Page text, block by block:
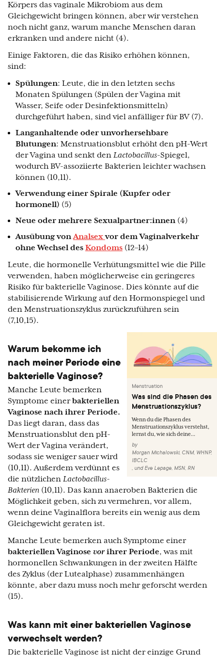
Körpers das vaginale Mikrobiom aus dem
Gleichgewicht bringen können, aber wir verstehen
noch nicht ganz, warum manche Menschen daran
erkranken und andere nicht (4).
Einige Faktoren, die das Risiko erhöhen können,
sind:
Spülungen: Leute, die in den letzten sechs
Monaten Spülungen (Spülen der Vagina mit
Wasser, Seife oder Desinfektionsmitteln)
durchgeführt haben, sind viel anfälliger für BV (7).
Langanhaltende oder unvorhersehbare
Blutungen: Menstruationsblut erhöht den pH-Wert
der Vagina und senkt den Lactobacillus-Spiegel,
wodurch BV-assoziierte Bakterien leichter wachsen
können (10,11).
Verwendung einer Spirale (Kupfer oder
hormonell) (5)
Neue oder mehrere Sexualpartner:innen (4)
Ausübung vonAnalsexvor dem Vaginalverkehr
ohne Wechsel des Kondoms (12–14)
Leute, die hormonelle Verhütungsmittel wie die Pille
verwenden, haben möglicherweise ein geringeres
Risiko für bakterielle Vaginose. Dies könnte auf die
stabilisierende Wirkung auf den Hormonspiegel und
den Menstruationszyklus zurückzuführen sein
(7,10,15).
Menstruation
Was sind die Phasen des
Menstruationszyklus?
Wenn du die Phasen des
Menstruationszyklus verstehst,
lernst du, wie sich deine...
by
Morgan Michalowski, CNM, WHNP,
IBCLC
, und Eve Lepage, MSN, RN
Warum bekomme ich
nach meiner Periode eine
bakterielle Vaginose?
Manche Leute bemerken
Symptome einerbakteriellen
Vaginose nach ihrer Periode.
Das liegt daran, dass das
Menstruationsblut den pH-
Wert der Vagina verändert,
sodass sie weniger sauer wird
(10,11). Außerdem verdünnt es
die nützlichen Lactobacillus-
Bakterien (10,11). Das kann anaeroben Bakterien die
Möglichkeit geben, sich zu vermehren, vor allem,
wenn deine Vaginalflora bereits ein wenig aus dem
Gleichgewicht geraten ist.
Manche Leute bemerken auch Symptome einer
bakteriellen Vaginose vorihrer Periode, was mit
hormonellen Schwankungen in der zweiten Hälfte
des Zyklus (der Lutealphase) zusammenhängen
könnte, aber dazu muss noch mehr geforscht werden
(15).
Was kann mit einer bakteriellen Vaginose
verwechselt werden?
Die bakterielle Vaginose ist nicht der einzige Grund